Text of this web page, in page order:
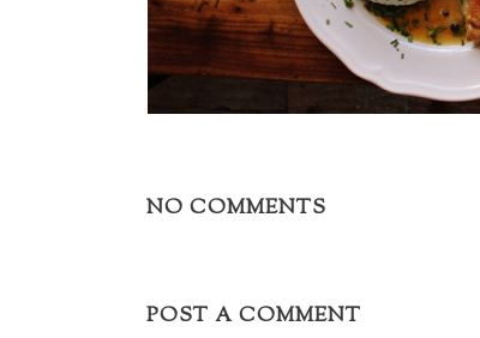
NO COMMENTS
POST A COMMENT